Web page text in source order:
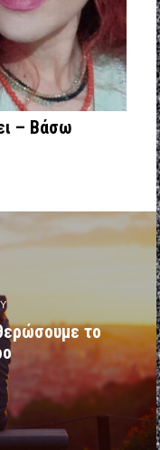
– Βάσω
το